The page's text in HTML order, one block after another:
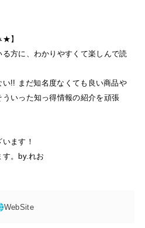
★】
方に、わかりやすくて楽しんで読
い!! まだ知名度なくても良い商品や
いった知っ得情報の紹介を頑張
ます！
。by.れお